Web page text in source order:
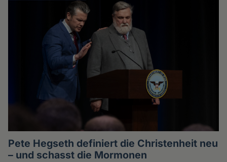
Pete Hegseth definiert die Christenheit neu
– und schasst die Mormonen